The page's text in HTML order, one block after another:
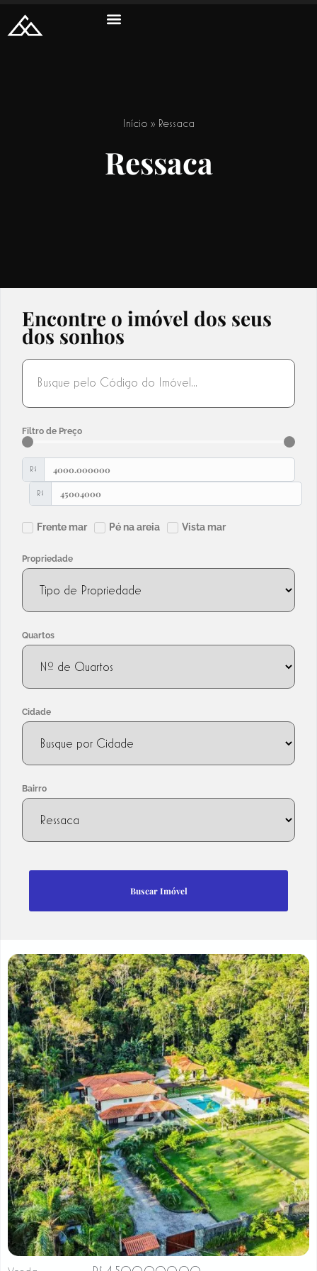
Início » Ressaca
Ressaca
Encontre o imóvel dos seus
dos sonhos
Filtro de Preço
R$
R$
Frente mar Pé na areia Vista mar
Propriedade
Quartos
Cidade
Bairro
Buscar Imóvel